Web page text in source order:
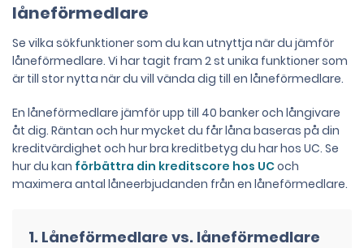
låneförmedlare
Se vilka sökfunktioner som du kan utnyttja när du jämför
låneförmedlare. Vi har tagit fram 2 st unika funktioner som
är till stor nytta när du vill vända dig till en låneförmedlare.
En låneförmedlare jämför upp till 40 banker och långivare
åt dig. Räntan och hur mycket du får låna baseras på din
kreditvärdighet och hur bra kreditbetyg du har hos UC. Se
hur du kan förbättra din kreditscore hos UCoch
maximera antal låneerbjudanden från en låneförmedlare.
1. Låneförmedlare vs. låneförmedlare